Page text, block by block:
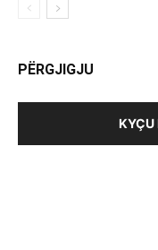
PËRGJIGJU
KYÇU